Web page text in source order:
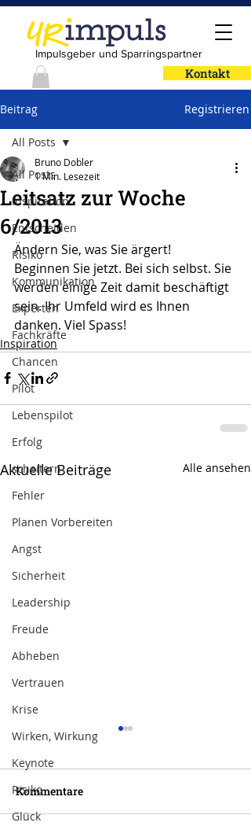
Impulsgeber und Sparringspartner
Kontakt
Beitrag Registrieren
All Posts
Inspiration
Entscheiden
Risiko
Kommunikation
Experten
Fachkräfte
Chancen
Pilot
Lebenspilot
Erfolg
scheitern
Fehler
Planen Vorbereiten
Angst
Sicherheit
Leadership
Freude
Abheben
Vertrauen
Krise
Wirken, Wirkung
Keynote
Risiko
Glück
All Posts
Leitsatz zur Woche
6/2013
Bruno Dobler
1 Min. Lesezeit
Ändern Sie, was Sie ärgert!
Beginnen Sie jetzt. Bei sich selbst. Sie
werden einige Zeit damit beschäftigt
sein. Ihr Umfeld wird es Ihnen
danken. Viel Spass!
Inspiration
Aktuelle Beiträge Alle ansehen
Kommentare